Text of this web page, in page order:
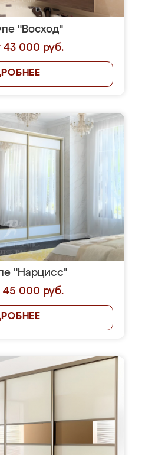
"Восход"
43 000 руб.
"Нарцисс"
45 000 руб.